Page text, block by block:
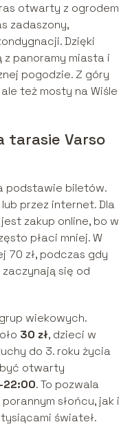
otwarty z ogrodem
zadaszony,
Dzięki
panoramy miasta i
pogodzie. Z góry
też mosty na Wiśle
tarasie Varso
podstawie biletów.
przez internet. Dla
zakup online, bo w
płaci mniej. W
70 zł, podczas gdy
się od
wiekowych.
30 zł, dzieci w
do 3. roku życia
być otwarty
. To pozwala
słońcu, jak i
świateł.